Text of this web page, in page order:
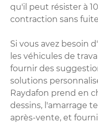
qu'il peut résister à
contraction sans
Si vous avez besoin
les véhicules de
fournir des
solutions
Raydafon prend en
dessins, l'amarrage
après-vente, et